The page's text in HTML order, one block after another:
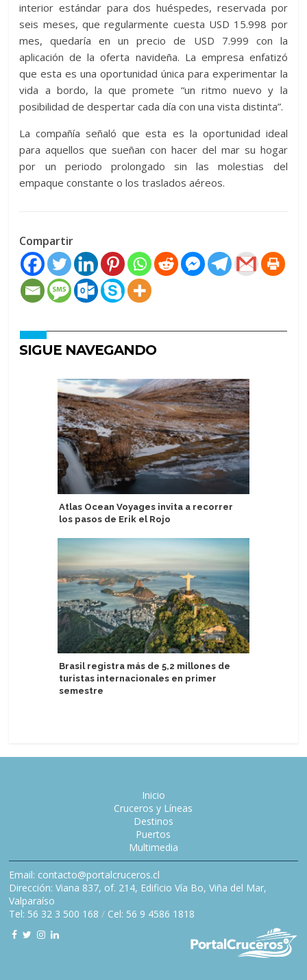
interior estándar para dos huéspedes, reservada por
seis meses, que regularmente cuesta USD 15.998 por
mes, quedaría en un precio de USD 7.999 con la
aplicación de la oferta navideña. La empresa enfatizó
que esta es una oportunidad única para experimentar la
vida a bordo, la que promete “un ritmo nuevo y la
posibilidad de despertar cada día con una vista distinta”.
La compañía señaló que esta es la oportunidad ideal
para aquellos que sueñan con hacer del mar su hogar
por un periodo prolongado sin las molestias del
empaque constante o los traslados aéreos.
Compartir
SIGUE NAVEGANDO
Atlas Ocean Voyages invita a recorrer
los pasos de Erik el Rojo
Brasil registra más de 5,2 millones de
turistas internacionales en primer
semestre
Inicio
Cruceros y Líneas
Destinos
Puertos
Multimedia
Email: contacto@portalcruceros.cl
Dirección: Viana 837, of. 214, Edificio Vía Bo, Viña del Mar,
Valparaíso
Tel: 56 32 3 500 168 / Cel: 56 9 4586 1818